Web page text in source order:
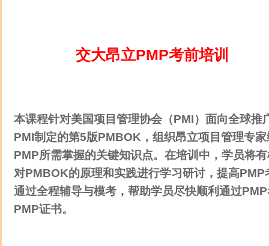
交大昂立PMP考前培训
本课程针对美国项目管理协会（PMI）面向全球推
PMI制定的第5版PMBOK ，组织昂立项目管理专
PMP所需掌握的关键知识点。在培训中，学员将
对PMBOK的原理和实践进行学习研讨，提高
通过全程辅导与模考，帮助学员尽快顺利通过
PMP证书。